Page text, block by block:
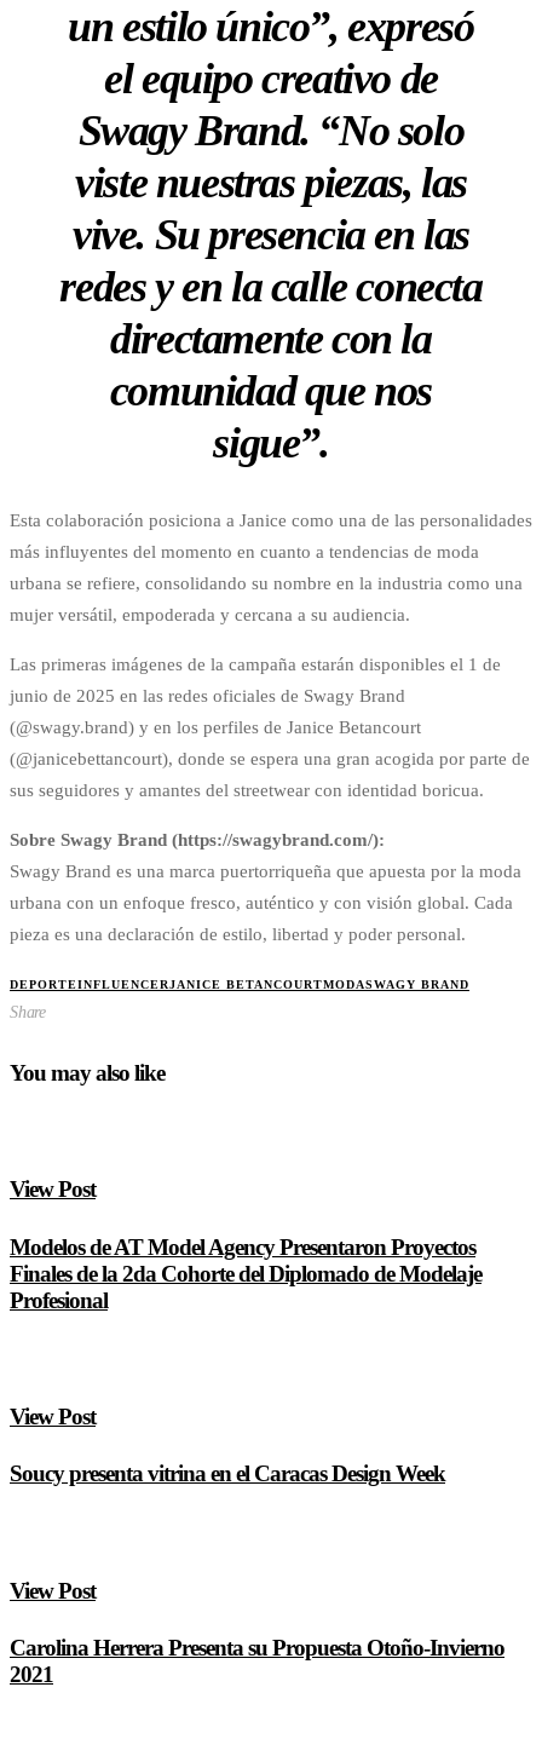
un estilo único”, expresó
el equipo creativo de
Swagy Brand. “No solo
viste nuestras piezas, las
vive. Su presencia en las
redes y en la calle conecta
directamente con la
comunidad que nos
sigue”.
Esta colaboración posiciona a Janice como una de las personalidades
más influyentes del momento en cuanto a tendencias de moda
urbana se refiere, consolidando su nombre en la industria como una
mujer versátil, empoderada y cercana a su audiencia.
Las primeras imágenes de la campaña estarán disponibles el 1 de
junio de 2025 en las redes oficiales de Swagy Brand
(@swagy.brand) y en los perfiles de Janice Betancourt
(@janicebettancourt), donde se espera una gran acogida por parte de
sus seguidores y amantes del streetwear con identidad boricua.
Sobre Swagy Brand (https://swagybrand.com/):
Swagy Brand es una marca puertorriqueña que apuesta por la moda
urbana con un enfoque fresco, auténtico y con visión global. Cada
pieza es una declaración de estilo, libertad y poder personal.
DEPORTEINFLUENCERJANICE BETANCOURTMODASWAGY BRAND
Share
You may also like
View Post
Modelos de AT Model Agency Presentaron Proyectos
Finales de la 2da Cohorte del Diplomado de Modelaje
Profesional
View Post
Soucy presenta vitrina en el Caracas Design Week
View Post
Carolina Herrera Presenta su Propuesta Otoño-Invierno
2021